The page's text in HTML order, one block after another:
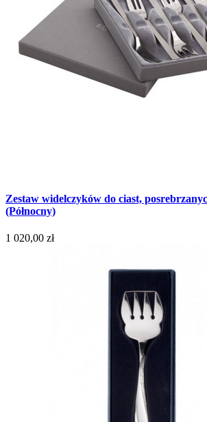
Zestaw widelczyków do ciast,
(Północny)
1 020,00 zł